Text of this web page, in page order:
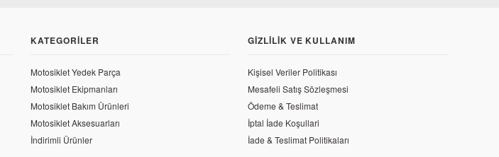
Bajaj
Bajaj Pulsar 200 RS Sağ Far (Uzun)
4.362,10 TL
KATEGORILER
Motosiklet Yedek Parça
Motosiklet Ekipmanları
Motosiklet Bakım Ürünleri
Motosiklet Aksesuarları
İndirimli Ürünler
GIZLILIK VE KULLANIM
Kişisel Veriler Politikası
Mesafeli Satış Sözleşmesi
Ödeme & Teslimat
İptal İade Koşullari
İade & Teslimat Politikaları